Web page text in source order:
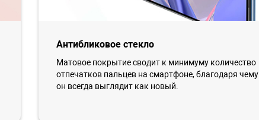
Антибликовое стекло
Матовое покрытие сводит к минимуму количество
отпечатков пальцев на смартфоне, благодаря чему
он всегда выглядит как новый.